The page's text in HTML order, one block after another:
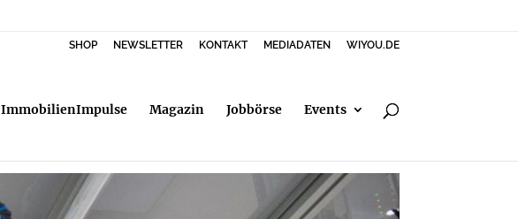
SHOP NEWSLETTER KONTAKT MEDIADATEN WIYOU.DE
ImmobilienImpulse Magazin Jobbörse Events